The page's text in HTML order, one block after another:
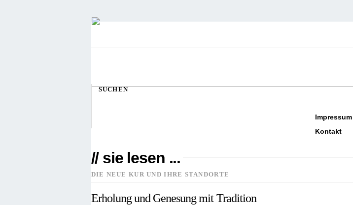
SUCHEN
Impressum
Kontakt
// sie lesen ...
DIE NEUE KUR UND IHRE STANDORTE
Erholung und Genesung mit Tradition